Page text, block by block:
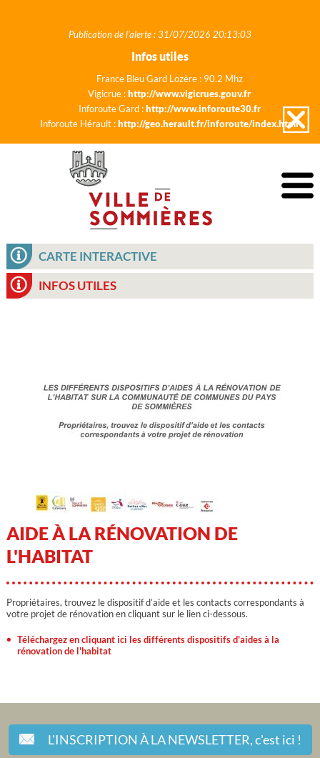
Publication de l'alerte : 31/07/2026 20:13:03
Infos utiles
France Bleu Gard Lozère : 90.2 Mhz
Vigicrue :http://www.vigicrues.gouv.fr
Inforoute Gard :http://www.inforoute30.fr
Inforoute Hérault :http://geo.herault.fr/inforoute/index.html
CARTE INTERACTIVE
INFOS UTILES
AIDE À LA RÉNOVATION DE
L'HABITAT
Propriétaires, trouvez le dispositif d’aide et les contacts correspondants à
votre projet de rénovation en cliquant sur le lien ci-dessous.
Téléchargez en cliquant ici les différents dispositifs d'aides à la
rénovation de l'habitat
L'INSCRIPTION À LA NEWSLETTER,c'est ici !